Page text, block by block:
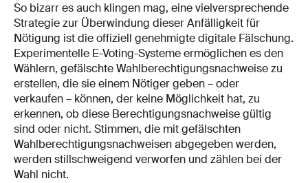
So bizarr es auch klingen mag, eine vielversprechende
Strategie zur Überwindung dieser Anfälligkeit für
Nötigung ist die offiziell genehmigte digitale Fälschung.
Experimentelle E-Voting-Systeme ermöglichen es den
Wählern, gefälschte Wahlberechtigungsnachweise zu
erstellen, die sie einem Nötiger geben – oder
verkaufen – können, der keine Möglichkeit hat, zu
erkennen, ob diese Berechtigungsnachweise gültig
sind oder nicht. Stimmen, die mit gefälschten
Wahlberechtigungsnachweisen abgegeben werden,
werden stillschweigend verworfen und zählen bei der
Wahl nicht.